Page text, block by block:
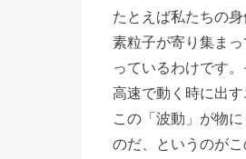
たとえば私たちの
素粒子が寄り集ま
っているわけです
高速で動く時に出す
この「波動」が物
のだ、というのがこ